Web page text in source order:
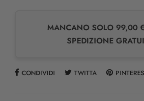
MANCANO SOLO 99,00
SPEDIZIONE
CONDIVIDI TWITTA